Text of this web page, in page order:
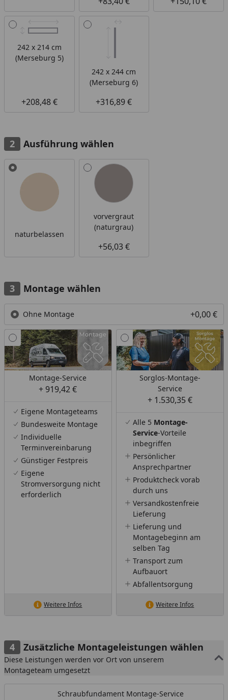
242 x 214 cm
(Merseburg 5)
+208,48 €
242 x 244 cm
(Merseburg 6)
+316,89 €
Ausführung wählen
Alle anzeigen (2)
naturbelassen
vorvergraut
(naturgrau)
+56,03 €
Montage wählen
Ohne Montage +0,00 €
Montage-Service
+ 919,42 €
Eigene Montageteams
Bundesweite Montage
Individuelle
Terminvereinbarung
Günstiger Festpreis
Eigene
Stromversorgung nicht
erforderlich
Weitere Infos
Sorglos-Montage-
Service
+ 1.530,35 €
Alle 5 Montage-
Service-Vorteile
inbegriffen
Persönlicher
Ansprechpartner
Produktcheck vorab
durch uns
Versandkostenfreie
Lieferung
Lieferung und
Montagebeginn am
selben Tag
Transport zum
Aufbauort
Abfallentsorgung
Weitere Infos
Zusätzliche Montageleistungen wählen
Diese Leistungen werden vor Ort von unserem
Montageteam umgesetzt
Schraubfundament Montage-Service